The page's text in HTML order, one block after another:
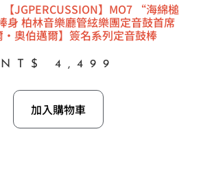
【JGPERCUSSION】MO7 “海綿槌
柏林音樂廳管絃樂團定音鼓首席
·奧伯邁爾】簽名系列定音鼓棒
NT$ 4,499
加入購物車